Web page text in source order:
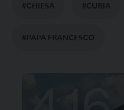
#CHIESA #CURIA
#PAPA FRANCESCO